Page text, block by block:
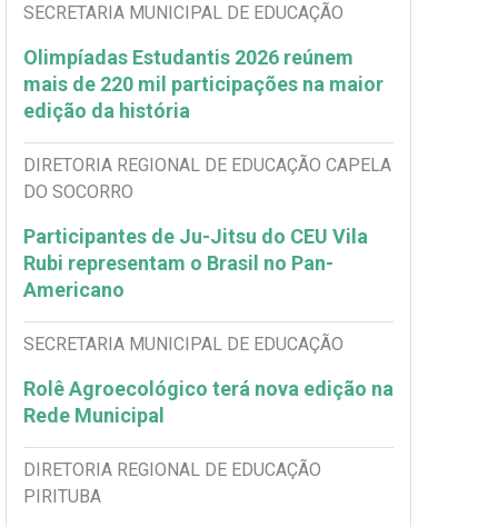
SECRETARIA MUNICIPAL DE EDUCAÇÃO
Olimpíadas Estudantis 2026 reúnem
mais de 220 mil participações na maior
edição da história
DIRETORIA REGIONAL DE EDUCAÇÃO CAPELA
DO SOCORRO
Participantes de Ju-Jitsu do CEU Vila
Rubi representam o Brasil no Pan-
Americano
SECRETARIA MUNICIPAL DE EDUCAÇÃO
Rolê Agroecológico terá nova edição na
Rede Municipal
DIRETORIA REGIONAL DE EDUCAÇÃO
PIRITUBA